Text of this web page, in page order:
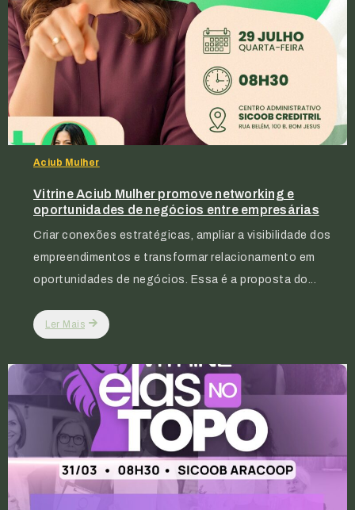
Aciub Mulher
Vitrine Aciub Mulher promove networking e
oportunidades de negócios entre empresárias
Criar conexões estratégicas, ampliar a visibilidade dos
empreendimentos e transformar relacionamento em
oportunidades de negócios. Essa é a proposta do...
Ler Mais